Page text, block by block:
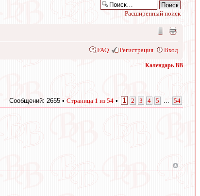
Расширенный поиск
FAQ Регистрация Вход
Календарь ВВ
Сообщений: 2655 • Страница 1 из 54 • 1 2 3 4 5 54